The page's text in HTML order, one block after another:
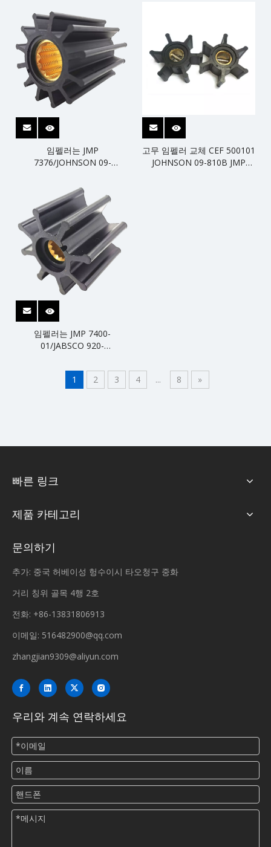
임펠러는 JMP
7376/JOHNSON 09-
니다.
고무 임펠러 교체 CEF 500101
JOHNSON 09-810B JMP
임펠러는 JMP 7400-
01/JABSCO 920-
1028B/KASHIYAMA SP-
70/SHERWOOD 18200K를 대
1 2 3 4 ... 8 »
빠른 링크
제품 카테고리
문의하기
추가: 중국 허베이성 헝수이시 타오청구 중화
거리 칭위 골목 4행 2호
전화: +86-13831806913
이메일: 516482900@qq.com
zhangjian9309@aliyun.com
우리와 계속 연락하세요